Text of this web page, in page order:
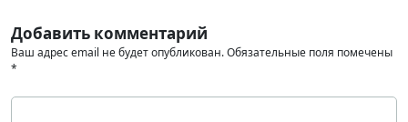
Добавить комментарий
Ваш адрес email не будет опубликован.Обязательные поля помечены
*